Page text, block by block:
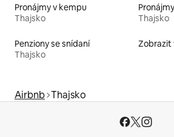
Pronájmy v kempu
Thajsko
Thajsko
Penziony se snídaní
Thajsko
Zobrazit
Airbnb Thajsko